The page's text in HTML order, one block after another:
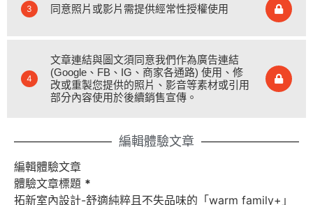
3 同意照片或影片需提供經常性授權使用
4
文章連結與圖文須同意我們作為廣告連結
(Google、FB、IG、商家各通路) 使用、修
改或重製您提供的照片、影音等素材或引用
部分內容使用於後續銷售宣傳。
編輯體驗文章
編輯體驗文章
體驗文章標題 *